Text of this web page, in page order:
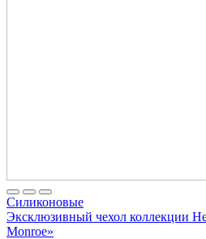
Cиликоновые
Эксклюзивный чехол коллекции
Monroe»